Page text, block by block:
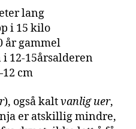
lang
i 15 kilo
år gammel
12-15årsalderen
cm
), også kaltvanlig uer,
er atskillig mindre,